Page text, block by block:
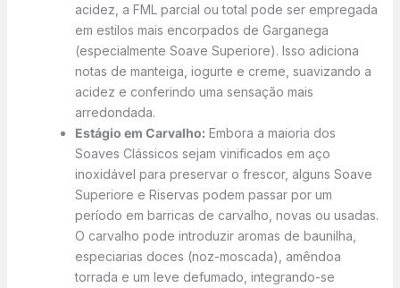
acidez, a FML parcial ou total pode ser empregada
em estilos mais encorpados de Garganega
(especialmente Soave Superiore). Isso adiciona
notas de manteiga, iogurte e creme, suavizando a
acidez e conferindo uma sensação mais
arredondada.
Estágio em Carvalho:Embora a maioria dos
Soaves Clássicos sejam vinificados em aço
inoxidável para preservar o frescor, alguns Soave
Superiore e Riservas podem passar por um
período em barricas de carvalho, novas ou usadas.
O carvalho pode introduzir aromas de baunilha,
especiarias doces (noz-moscada), amêndoa
torrada e um leve defumado, integrando-se